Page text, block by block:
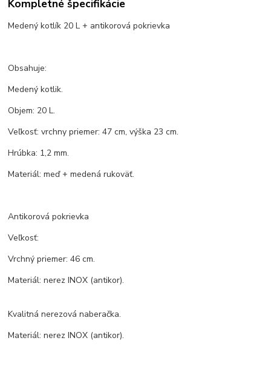
Kompletné špecifikácie
Medený kotlík 20 L + antikorová pokrievka
Obsahuje:
Medený kotlik.
Objem: 20 L.
Veľkosť: vrchny priemer: 47 cm, výška 23 cm.
Hrúbka: 1,2 mm.
Materiál: meď + medená rukoväť.
Antikorová pokrievka
Veľkosť:
Vrchný priemer: 46 cm.
Materiál: nerez INOX (antikor).
Kvalitná nerezová naberačka.
Materiál: nerez INOX (antikor).